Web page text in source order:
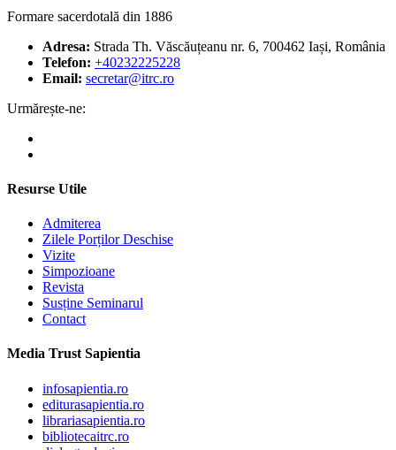
Formare sacerdotală din 1886
Adresa: Strada Th. Văscăuțeanu nr. 6, 700462 Iași, România
Telefon: +40232225228
Email: secretar@itrc.ro
Urmărește-ne:
Resurse Utile
Admiterea
Zilele Porților Deschise
Vizite
Simpozioane
Revista
Susține Seminarul
Contact
Media Trust Sapientia
infosapientia.ro
editurasapientia.ro
librariasapientia.ro
bibliotecaitrc.ro